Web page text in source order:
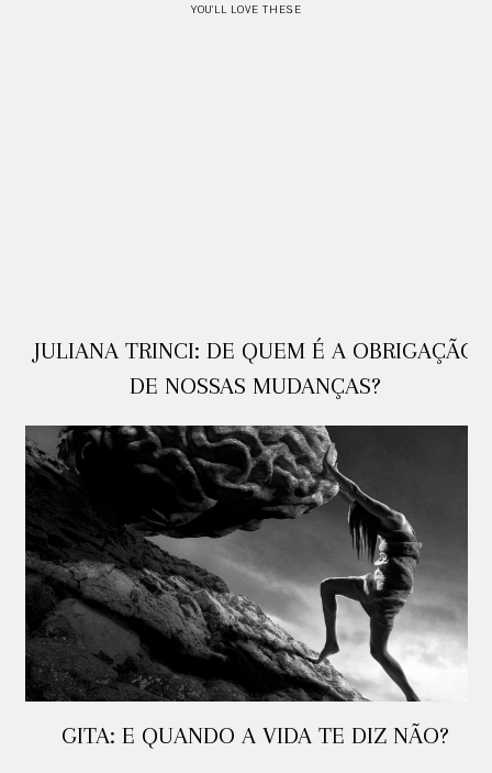
YOU'LL LOVE THESE
JULIANA TRINCI: DE QUEM É A OBRIGAÇÃO
DE NOSSAS MUDANÇAS?
GITA: E QUANDO A VIDA TE DIZ NÃO?